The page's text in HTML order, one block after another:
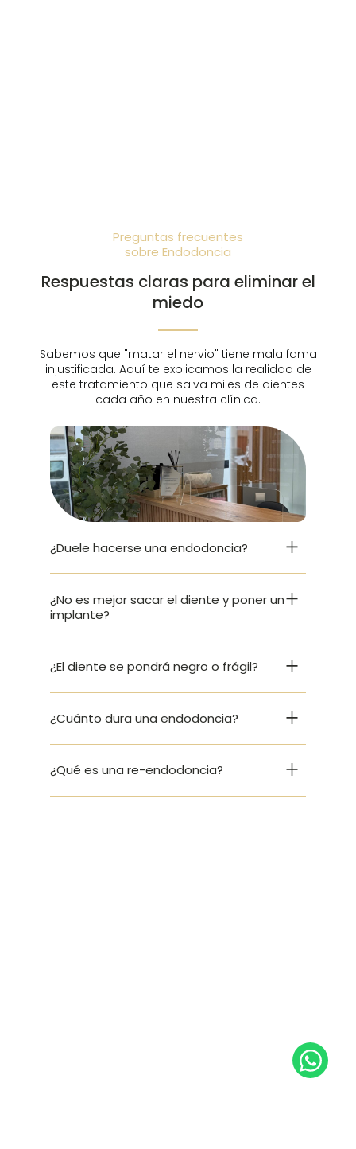
Preguntas frecuentes
sobre Endodoncia
Respuestas claras para eliminar el
miedo
Sabemos que "matar el nervio" tiene mala fama
injustificada. Aquí te explicamos la realidad de
este tratamiento que salva miles de dientes
cada año en nuestra clínica.
¿Duele hacerse una endodoncia?
¿No es mejor sacar el diente y poner un
implante?
¿El diente se pondrá negro o frágil?
¿Cuánto dura una endodoncia?
¿Qué es una re-endodoncia?